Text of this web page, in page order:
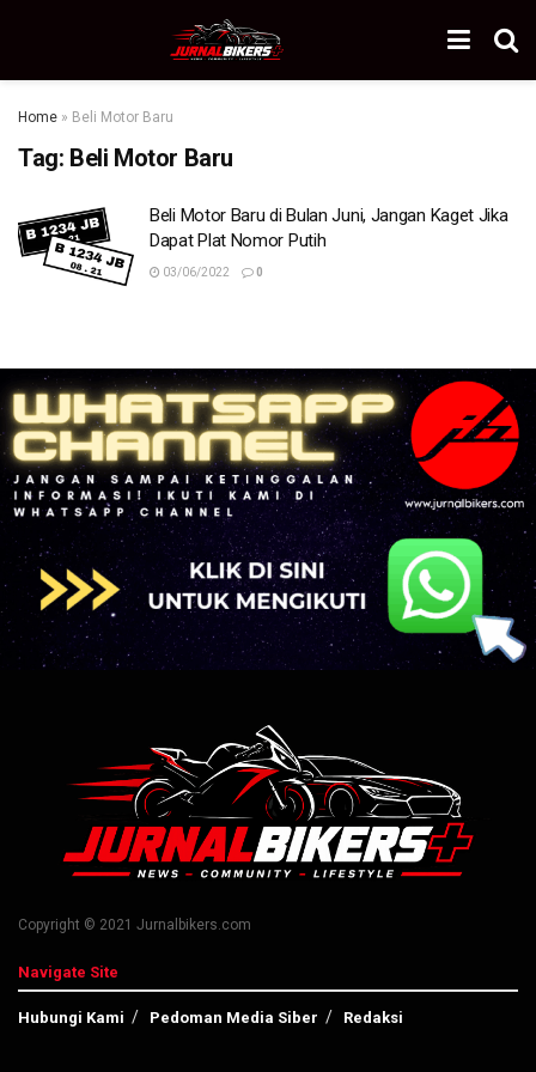
Home » Beli Motor Baru
Tag: Beli Motor Baru
Beli Motor Baru di Bulan Juni, Jangan Kaget Jika
Dapat Plat Nomor Putih
03/06/2022 0
Copyright © 2021 Jurnalbikers.com
Navigate Site
Hubungi Kami Pedoman Media Siber Redaksi